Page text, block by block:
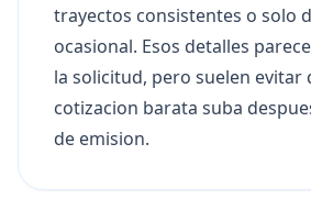
trayectos consistentes o solo
ocasional. Esos detalles
la solicitud, pero suelen evitar
cotizacion barata suba
de emision.